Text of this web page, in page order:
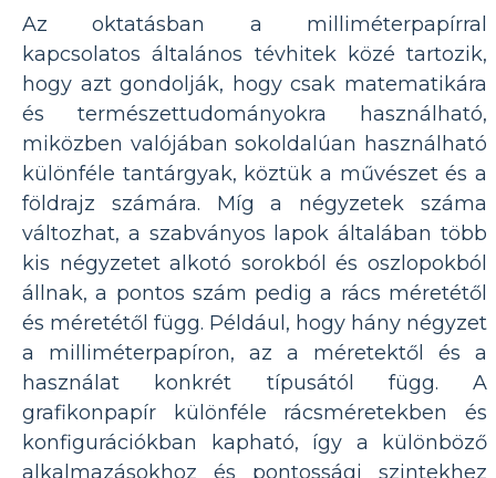
Az oktatásban a milliméterpapírral
kapcsolatos általános tévhitek közé tartozik,
hogy azt gondolják, hogy csak matematikára
és természettudományokra használható,
miközben valójában sokoldalúan használható
különféle tantárgyak, köztük a művészet és a
földrajz számára. Míg a négyzetek száma
változhat, a szabványos lapok általában több
kis négyzetet alkotó sorokból és oszlopokból
állnak, a pontos szám pedig a rács méretétől
és méretétől függ. Például, hogy hány négyzet
a milliméterpapíron, az a méretektől és a
használat konkrét típusától függ. A
grafikonpapír különféle rácsméretekben és
konfigurációkban kapható, így a különböző
alkalmazásokhoz és pontossági szintekhez